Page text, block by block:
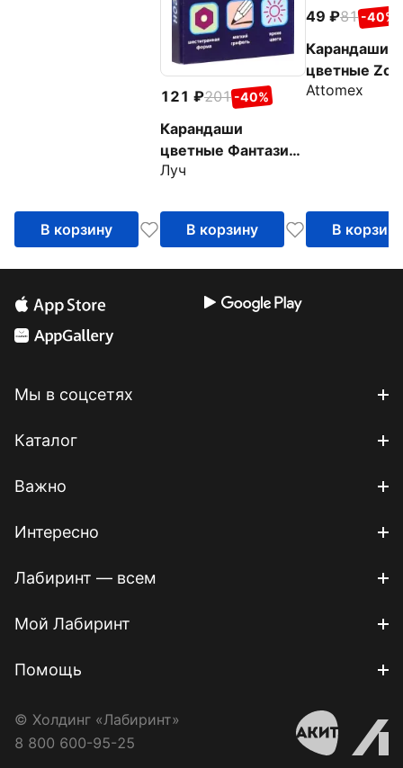
В корзину
121 201 -40%
Карандаши
цветные Фантазия.
Неон, 6 цветов
Луч
В корзину
49 81 -40%
Карандаши
цветные
цветов
Attomex
В корзину
Мы в соцсетях
Каталог
Важно
Интересно
Лабиринт — всем
Мой Лабиринт
Помощь
© Холдинг «Лабиринт»
8 800 600-95-25